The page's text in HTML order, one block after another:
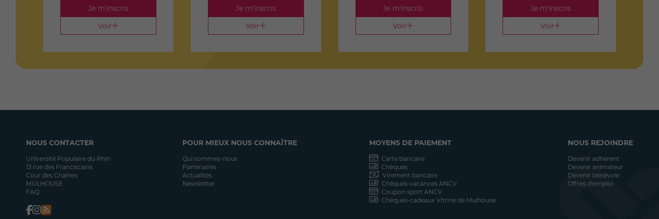
Je m'inscris
Voir
Je m'inscris
Voir
Je m'inscris
Voir
Je m'inscris
Voir
NOUS CONTACTER
Université Populaire du Rhin
13 rue des Franciscains
Cour des Chaînes
MULHOUSE
FAQ
POUR MIEUX NOUS CONNAÎTRE
Qui sommes-nous
Partenaires
Actualités
Newsletter
MOYENS DE PAIEMENT
Carte bancaire
Chèques
Virement bancaire
Chèques-vacances ANCV
Coupon sport ANCV
Chèques-cadeaux Vitrine de Mulhouse
NOUS REJOINDRE
Devenir adhérent
Devenir animateur
Devenir bénévole
Offres d'emploi